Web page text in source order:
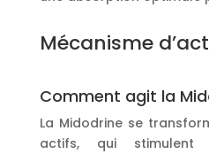
Mécanisme
Comment agit la
La Midodrine se
actifs, qui stimulent